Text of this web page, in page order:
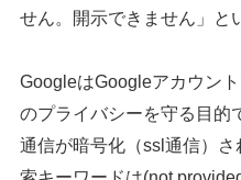
せん。開示できません」と
GoogleはGoogleアカウン
のプライバシーを守る目的
通信が暗号化（ssl通信）